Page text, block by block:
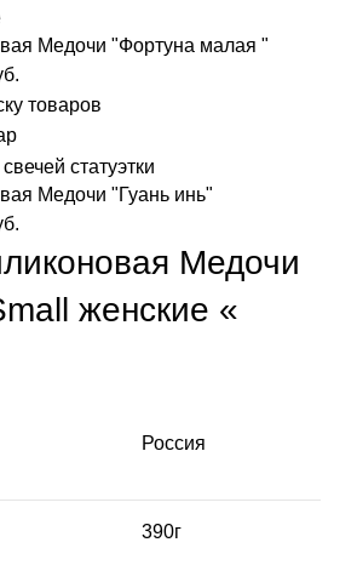
Медочи "Фортуна малая "
товаров
Медочи "Гуань инь"
Медочи
женские «
Россия
390г